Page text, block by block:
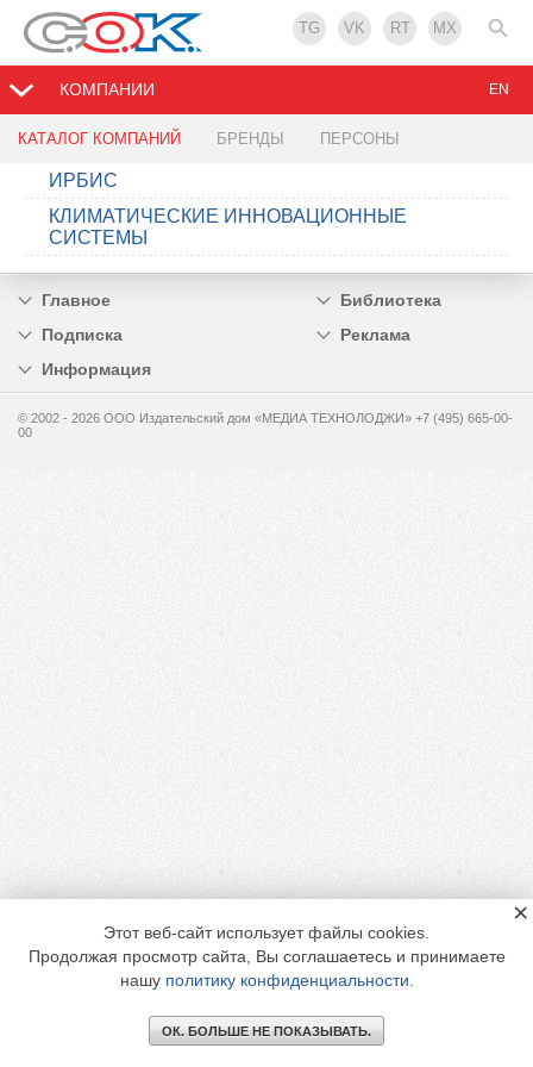
TG VK RT MX
КОМПАНИИ
КАТАЛОГ КОМПАНИЙ БРЕНДЫ ПЕРСОНЫ
EN
ИРБИС
КЛИМАТИЧЕСКИЕ ИННОВАЦИОННЫЕ
СИСТЕМЫ
Главное
Библиотека
Подписка
Реклама
Информация
© 2002 - 2026 OOO Издательский дом «МЕДИА ТЕХНОЛОДЖИ» +7 (495) 665-00-
00
Этот веб-сайт использует файлы cookies.
Продолжая просмотр сайта, Вы соглашаетесь и принимаете
нашу политику конфиденциальности
ОК. БОЛЬШЕ НЕ ПОКАЗЫВАТЬ.
×